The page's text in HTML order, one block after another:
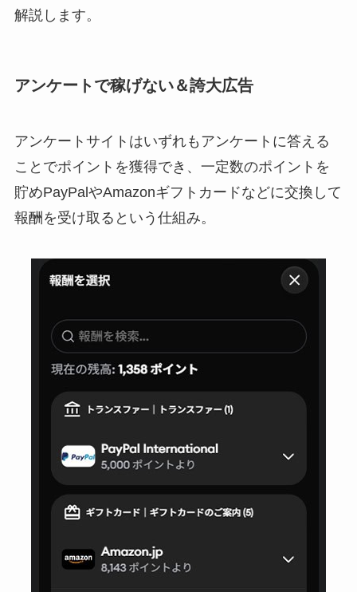
解説します。
アンケートで稼げない＆誇大広告
アンケートサイトはいずれもアンケートに答える
ことでポイントを獲得でき、一定数のポイントを
貯めPayPalやAmazonギフトカードなどに交換して
報酬を受け取るという仕組み。